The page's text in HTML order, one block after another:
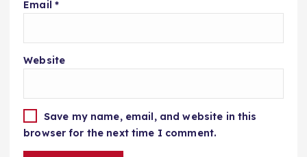
Email *
Website
Save my name, email, and website in this
browser for the next time I comment.